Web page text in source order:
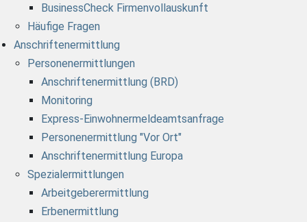
BusinessCheck Firmenvollauskunft
Häufige Fragen
Anschriftenermittlung
Personenermittlungen
Anschriftenermittlung (BRD)
Monitoring
Express-Einwohnermeldeamtsanfrage
Personenermittlung "Vor Ort"
Anschriftenermittlung Europa
Spezialermittlungen
Arbeitgeberermittlung
Erbenermittlung